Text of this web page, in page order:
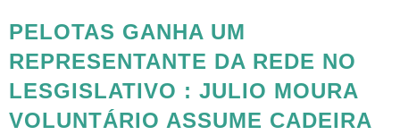
PELOTAS GANHA UM
REPRESENTANTE DA REDE NO
LESGISLATIVO : JULIO MOURA
VOLUNTÁRIO ASSUME CADEIRA